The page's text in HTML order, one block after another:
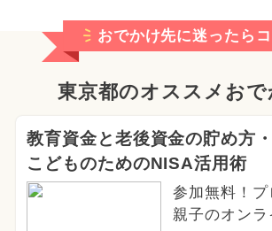
おでかけ先に迷ったらコ
東京都のオススメおで
教育資金と老後資金の貯め方
こどものためのNISA活用術
参加無料！プ
親子のオン